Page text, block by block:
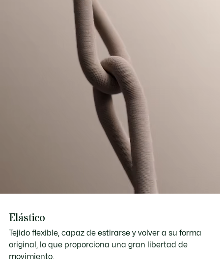
Elástico
Tejido flexible, capaz de estirarse y volver a su forma
original, lo que proporciona una gran libertad de
movimiento.